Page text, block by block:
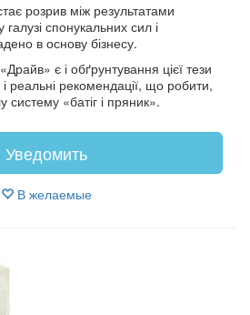
розрив між результатами
спонукальних сил і
в основу бізнесу.
є і обґрунтування цієї тези
реальні рекомендації, що робити,
систему «батіг і пряник».
Уведомить
В желаемые